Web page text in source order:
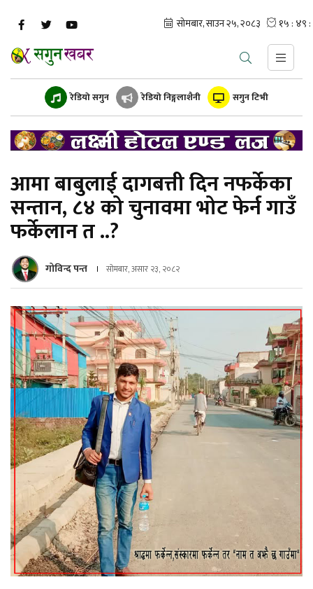
रेडियो सगुन रेडियो निङ्गलाशैनी सगुन टिभी
आमा बाबुलाई दागबत्ती दिन नफर्केका
सन्तान, ८४ को चुनावमा भोट फेर्न गाउँ
फर्केलान त ..?
गोविन्द पन्त सोमबार, असार २३, २०८२